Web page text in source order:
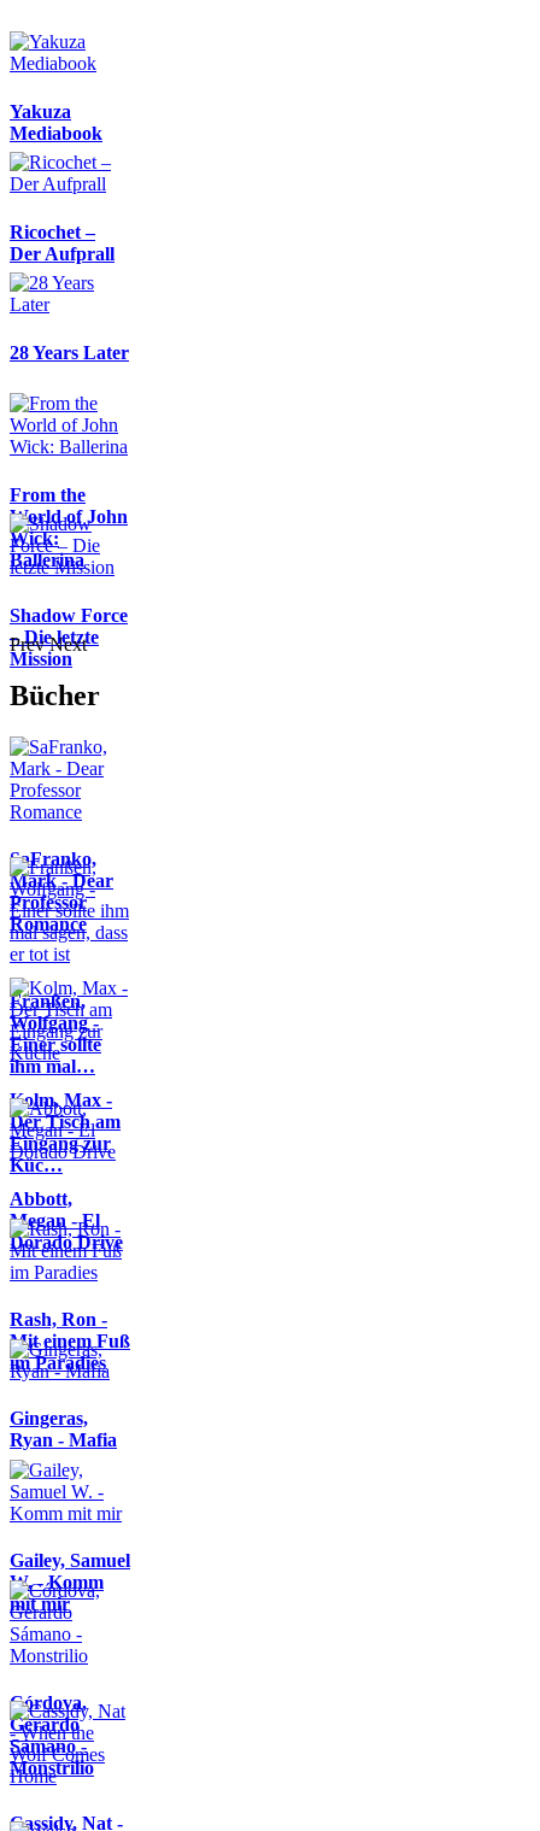
Yakuza
Mediabook
Ricochet –
Der Aufprall
28 Years Later
From the
World of John
Wick:
Ballerina
Shadow Force
– Die letzte
Mission
Prev Next
Bücher
SaFranko,
Mark - Dear
Professor
Romance
Franßen,
Wolfgang -
Einer sollte
ihm mal…
Kolm, Max -
Der Tisch am
Eingang zur
Küc…
Abbott,
Megan - El
Dorado Drive
Rash, Ron -
Mit einem Fuß
im Paradies
Gingeras,
Ryan - Mafia
Gailey, Samuel
W. - Komm
mit mir
Córdova,
Gerardo
Sámano -
Monstrilio
Cassidy, Nat -